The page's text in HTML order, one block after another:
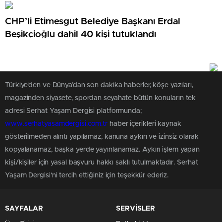
CHP’li Etimesgut Belediye Başkanı Erdal
Beşikçioğlu dahil 40 kişi tutuklandı
Türkiye'den ve Dünya’dan son dakika haberler, köşe yazıları,
magazinden siyasete, spordan seyahate bütün konuların tek
adresi Serhat Yaşam Dergisi platformunda;
www.serhatyasamdergisi.com.tr haber içerikleri kaynak
gösterilmeden alıntı yapılamaz, kanuna aykırı ve izinsiz olarak
kopyalanamaz, başka yerde yayınlanamaz. Aykırı işlem yapan
kişi/kişiler için yasal başvuru hakkı saklı tutulmaktadır. Serhat
Yaşam Dergisi'ni tercih ettiğiniz için teşekkür ederiz.
SAYFALAR SERVİSLER